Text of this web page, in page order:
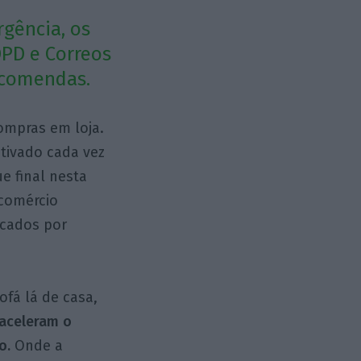
os
e Correos
em loja.
cada vez
final nesta
por
lá de casa,
o
Onde a